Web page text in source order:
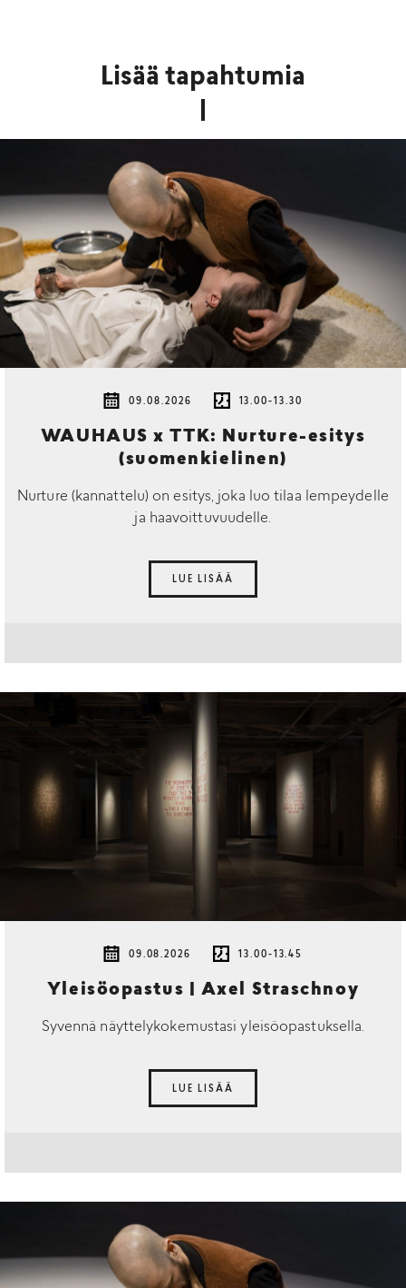
Lisää tapahtumia
09.08.2026 13.00-13.30
WAUHAUS x TTK: Nurture-esitys
(suomenkielinen)
Nurture (kannattelu) on esitys, joka luo tilaa lempeydelle
ja haavoittuvuudelle.
LUE LISÄÄ
09.08.2026 13.00-13.45
Yleisöopastus | Axel Straschnoy
Syvennä näyttelykokemustasi yleisöopastuksella.
LUE LISÄÄ